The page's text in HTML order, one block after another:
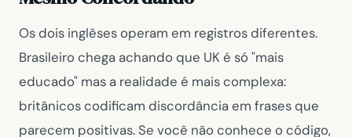
Os dois inglêses operam em registros diferentes.
Brasileiro chega achando que UK é só "mais
educado" mas a realidade é mais complexa:
britânicos codificam discordância em frases que
parecem positivas. Se você não conhece o código,